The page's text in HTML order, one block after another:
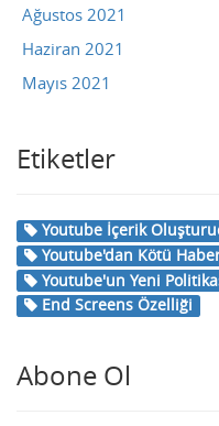
Ağustos 2021
Haziran 2021
Mayıs 2021
Etiketler
Youtube İçerik
Youtube'dan Kötü
Youtube'un Yeni
End Screens Özelliği
Abone Ol